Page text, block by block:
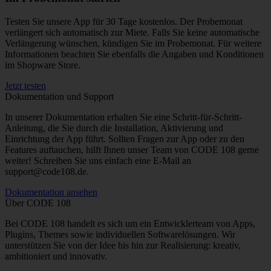
Testen Sie unsere App für 30 Tage kostenlos. Der Probemonat
verlängert sich automatisch zur Miete. Falls Sie keine automatische
Verlängerung wünschen, kündigen Sie im Probemonat. Für weitere
Informationen beachten Sie ebenfalls die Angaben und Konditionen
im Shopware Store.
Jetzt testen
Dokumentation und Support
In unserer Dokumentation erhalten Sie eine Schritt-für-Schritt-
Anleitung, die Sie durch die Installation, Aktivierung und
Einrichtung der App führt. Sollten Fragen zur App oder zu den
Features auftauchen, hilft Ihnen unser Team von CODE 108 gerne
weiter! Schreiben Sie uns einfach eine E-Mail an
support@code108.de.
Dokumentation ansehen
Über CODE 108
Bei CODE 108 handelt es sich um ein Entwicklerteam von Apps,
Plugins, Themes sowie individuellen Softwarelösungen. Wir
unterstützen Sie von der Idee bis hin zur Realisierung: kreativ,
ambitioniert und innovativ.